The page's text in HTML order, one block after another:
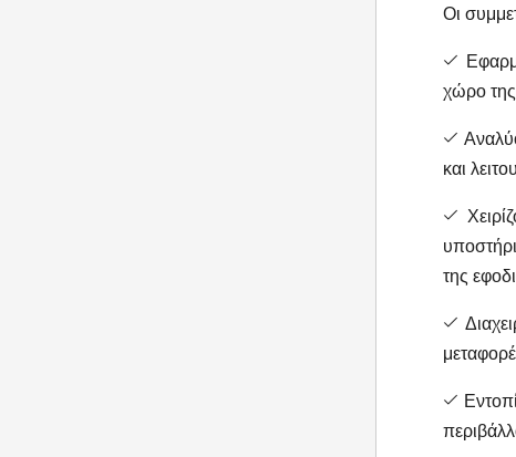
Οι
χώρο της
και
της